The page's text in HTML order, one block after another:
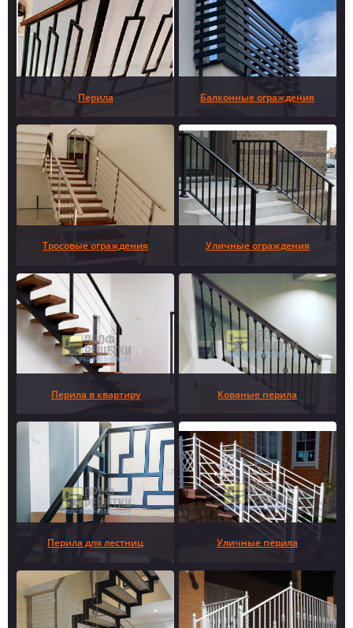
Перила Балконные ограждения
Тросовые ограждения Уличные ограждения
Перила в квартиру Кованые перила
Перила для лестниц Уличные перила